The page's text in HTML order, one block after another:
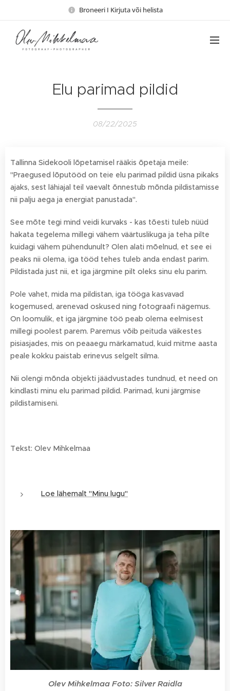
Broneeri I Kirjuta või helista
Elu parimad pildid
08/22/2025
Tallinna Sidekooli lõpetamisel rääkis õpetaja meile:
"Praegused lõputööd on teie elu parimad pildid üsna pikaks
ajaks, sest lähiajal teil vaevalt õnnestub mõnda pildistamisse
nii palju aega ja energiat panustada".
See mõte tegi mind veidi kurvaks - kas tõesti tuleb nüüd
hakata tegelema millegi vähem väärtuslikuga ja teha pilte
kuidagi vähem pühendunult? Olen alati mõelnud, et see ei
peaks nii olema, iga tööd tehes tuleb anda endast parim.
Pildistada just nii, et iga järgmine pilt oleks sinu elu parim.
Pole vahet, mida ma pildistan, iga tööga kasvavad
kogemused, arenevad oskused ning fotograafi nägemus.
On loomulik, et iga järgmine töö peab olema eelmisest
millegi poolest parem. Paremus võib peituda väikestes
pisiasjades, mis on peaaegu märkamatud, kuid mitme aasta
peale kokku paistab erinevus selgelt silma.
Nii olengi mõnda objekti jäädvustades tundnud, et need on
kindlasti minu elu parimad pildid. Parimad, kuni järgmise
pildistamiseni.
Tekst: Olev Mihkelmaa
Loe lähemalt "Minu lugu"
Olev Mihkelmaa Foto: Silver Raidla